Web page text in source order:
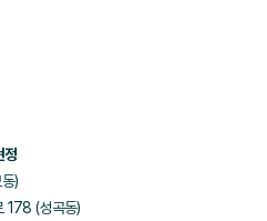
정
)
178 (성곡동)